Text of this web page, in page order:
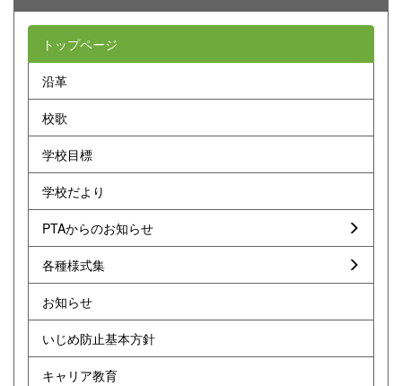
トップページ
沿革
校歌
学校目標
学校だより
PTAからのお知らせ
各種様式集
お知らせ
いじめ防止基本方針
キャリア教育